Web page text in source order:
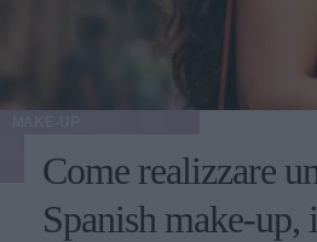
Come realizzare
Spanish make-up,